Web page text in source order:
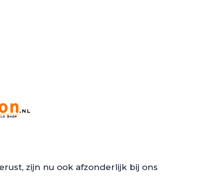
zijn nu ook afzonderlijk bij ons